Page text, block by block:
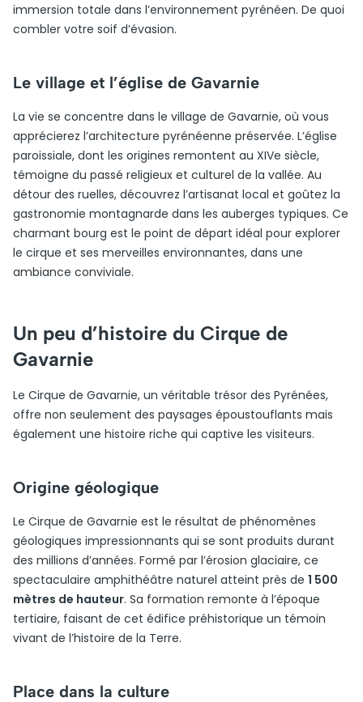
immersion totale dans l’environnement pyrénéen. De quoi
combler votre soif d’évasion.
Le village et l’église de Gavarnie
La vie se concentre dans le village de Gavarnie, où vous
apprécierez l’architecture pyrénéenne préservée. L’église
paroissiale, dont les origines remontent au XIVe siècle,
témoigne du passé religieux et culturel de la vallée. Au
détour des ruelles, découvrez l’artisanat local et goûtez la
gastronomie montagnarde dans les auberges typiques. Ce
charmant bourg est le point de départ idéal pour explorer
le cirque et ses merveilles environnantes, dans une
ambiance conviviale.
Un peu d’histoire du Cirque de
Gavarnie
Le Cirque de Gavarnie, un véritable trésor des Pyrénées,
offre non seulement des paysages époustouflants mais
également une histoire riche qui captive les visiteurs.
Origine géologique
Le Cirque de Gavarnie est le résultat de phénomènes
géologiques impressionnants qui se sont produits durant
des millions d’années. Formé par l’érosion glaciaire, ce
spectaculaire amphithéâtre naturel atteint près de 1 500
mètres de hauteur. Sa formation remonte à l’époque
tertiaire, faisant de cet édifice préhistorique un témoin
vivant de l’histoire de la Terre.
Place dans la culture